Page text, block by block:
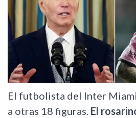
El futbolista del Inter
a otras 18 figuras. El